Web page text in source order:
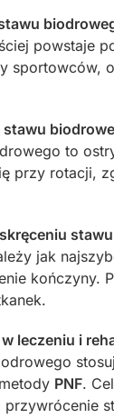
powstaje
to
przy rotacji,
jak
kończyny.
leczeniu i
PNF.